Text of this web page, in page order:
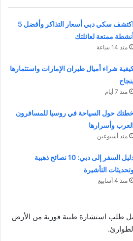
اكتشف سكي دبي أسعار التذاكر وأفضل 5
ممتعة لعائلتك
منذ 14 ساعة
شراء أميال طيران الإمارات واستثمارها
منذ 7 أيام
حول السياحة في روسيا للمسافرون
وأسرارها
منذ أسبوعين
دليل السفر إلى دبي: 10 نصائح ذهبية
التأشيرة
منذ 4 أسابيع
طلب استشارة طبية فورية من الأرض